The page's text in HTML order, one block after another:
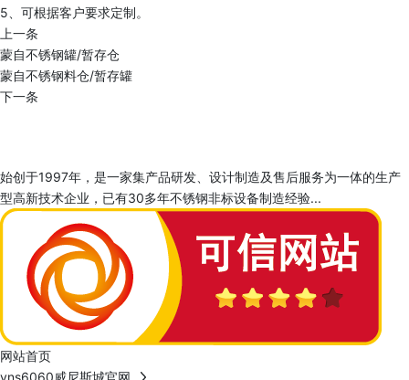
5、可根据客户要求定制。
上一条
蒙自不锈钢罐/暂存仓
蒙自不锈钢料仓/暂存罐
下一条
始创于1997年，是一家集产品研发、设计制造及售后服务为一体的生产
型高新技术企业，已有30多年不锈钢非标设备制造经验...
网站首页
vns6060威尼斯城官网